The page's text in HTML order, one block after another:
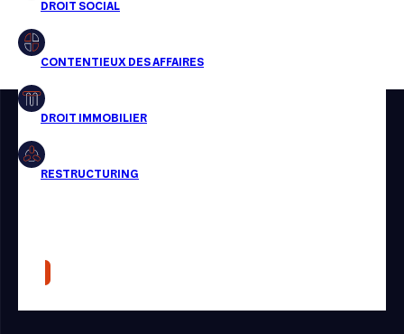
Droit immobilier
Restructuring
Presse
Aucun résultats pour cette recherche